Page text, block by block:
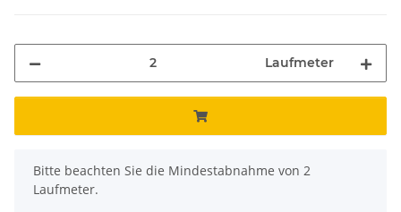
Laufmeter
x
Bitte beachten Sie die Mindestabnahme von 2
Laufmeter.